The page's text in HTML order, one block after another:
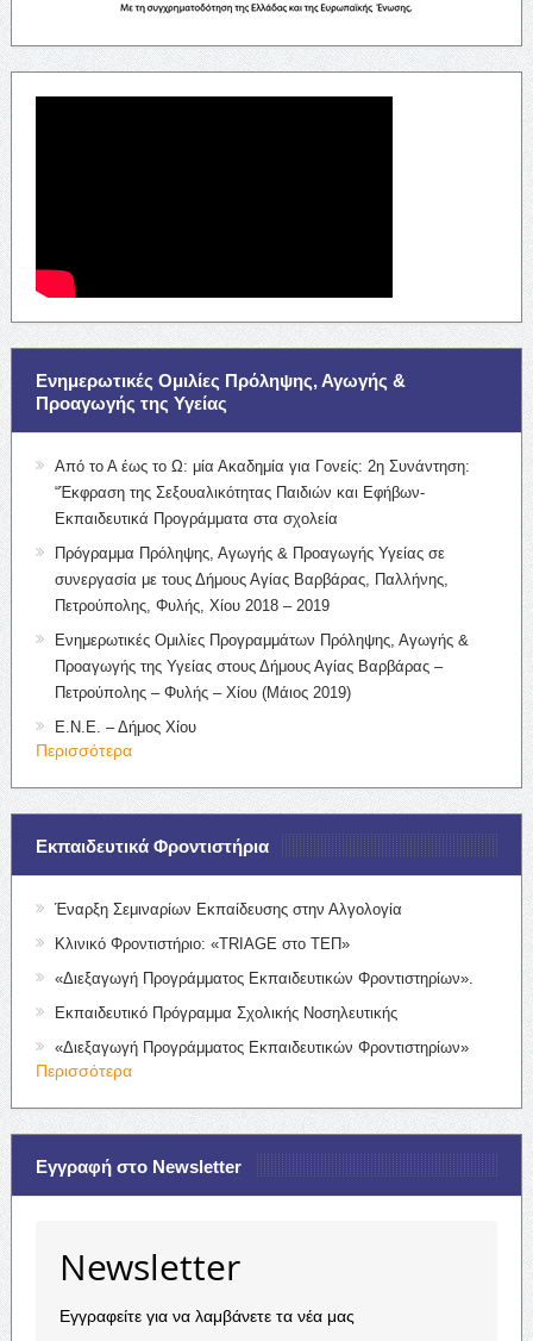
Ενημερωτικές Ομιλίες Πρόληψης, Αγωγής &
Προαγωγής της Υγείας
Από το Α έως το Ω: μία Ακαδημία για Γονείς: 2η Συνάντηση:
“Έκφραση της Σεξουαλικότητας Παιδιών και Εφήβων-
Εκπαιδευτικά Προγράμματα στα σχολεία
Πρόγραμμα Πρόληψης, Αγωγής & Προαγωγής Υγείας σε
συνεργασία με τους Δήμους Αγίας Βαρβάρας, Παλλήνης,
Πετρούπολης, Φυλής, Χίου 2018 – 2019
Ενημερωτικές Ομιλίες Προγραμμάτων Πρόληψης, Αγωγής &
Προαγωγής της Υγείας στους Δήμους Αγίας Βαρβάρας –
Πετρούπολης – Φυλής – Χίου (Μάιος 2019)
Ε.Ν.Ε. – Δήμος Χίου
Περισσότερα
Εκπαιδευτικά Φροντιστήρια
Έναρξη Σεμιναρίων Εκπαίδευσης στην Αλγολογία
Κλινικό Φροντιστήριο: «TRIAGE στο ΤΕΠ»
«Διεξαγωγή Προγράμματος Εκπαιδευτικών Φροντιστηρίων».
Εκπαιδευτικό Πρόγραμμα Σχολικής Νοσηλευτικής
«Διεξαγωγή Προγράμματος Εκπαιδευτικών Φροντιστηρίων»
Περισσότερα
Εγγραφή στο Newsletter
Newsletter
Εγγραφείτε για να λαμβάνετε τα νέα μας